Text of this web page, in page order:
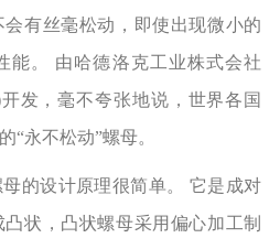
有丝毫松动，即使出现微小的
能。 由哈德洛克工业株式会社
开发，毫不夸张地说，世界各国
“永不松动”螺母。
的设计原理很简单。 它是成对
状，凸状螺母采用偏心加工制